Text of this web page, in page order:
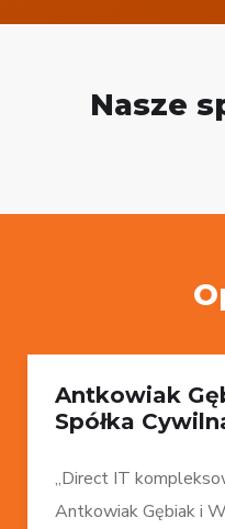
Nasze
Antkowiak
Spółka
„Direct IT
Antkowiak Gębiak i